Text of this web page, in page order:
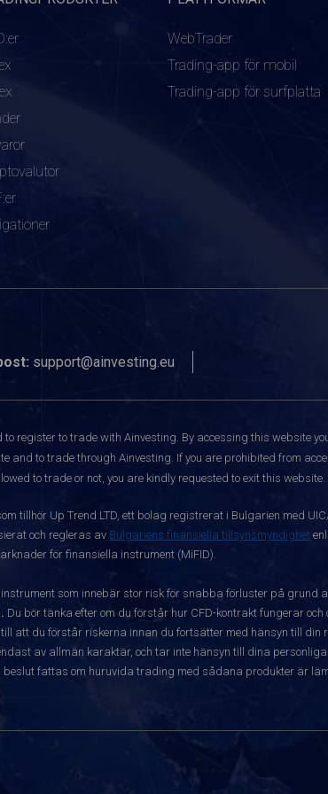
WebTrader
Trading-app för mobil
Trading-app för surfplatta
support@ainvesting.eu
to register to trade with Ainvesting. By accessing this website
and to trade through Ainvesting. If you are prohibited from
to trade or not, you are kindly requested to exit this website.
tillhör Up Trend LTD, ett bolag registrerat i Bulgarien med
och regleras av Bulgariens finansiella tillsynsmyndighet
för finansiella instrument (MiFID).
instrument som innebär stor risk för snabba förluster på grund
Du bör tänka efter om du förstår hur CFD-kontrakt fungerar
att du förstår riskerna innan du fortsätter med hänsyn till din
av allmän karaktär, och tar inte hänsyn till dina
beslut fattas om huruvida trading med sådana produkter är